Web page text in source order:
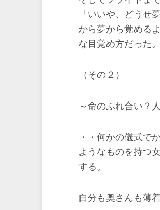
「いいや、どうせ
から夢から覚める
な目覚め方だった。
（その２）
～命のふれ合い？
・・何かの儀式で
ようなものを持つ
する。
自分も奥さんも薄